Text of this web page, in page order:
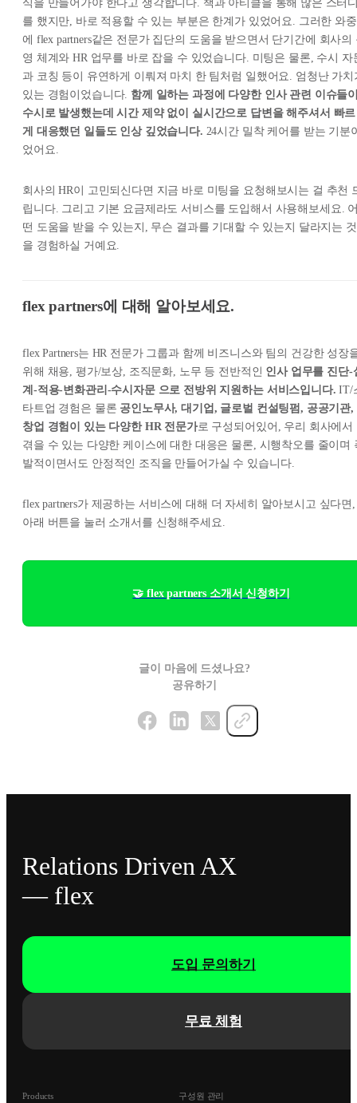
식을 만들어가야 한다고 생각합니다. 책과 아티클을 통해 많은 스터
를 했지만, 바로 적용할 수 있는 부분은 한계가 있었어요. 그러한 와중
에 flex partners같은 전문가 집단의 도움을 받으면서 단기간에 회사의
영 체계와 HR 업무를 바로 잡을 수 있었습니다. 미팅은 물론, 수시 자
과 코칭 등이 유연하게 이뤄져 마치 한 팀처럼 일했어요. 엄청난 가치
있는 경험이었습니다. 함께 일하는 과정에 다양한 인사 관련 이슈들
수시로 발생했는데 시간 제약 없이 실시간으로 답변을 해주셔서 빠르
게 대응했던 일들도 인상 깊었습니다. 24시간 밀착 케어를 받는 기분
었어요.
회사의 HR이 고민되신다면 지금 바로 미팅을 요청해보시는 걸 추천
립니다. 그리고 기본 요금제라도 서비스를 도입해서 사용해보세요.
떤 도움을 받을 수 있는지, 무슨 결과를 기대할 수 있는지 달라지는 것
을 경험하실 거예요.
flex partners에 대해 알아보세요.
flex Partners는 HR 전문가 그룹과 함께 비즈니스와 팀의 건강한 성장
위해 채용, 평가/보상, 조직문화, 노무 등 전반적인 인사 업무를 진단-
계-적용-변화관리-수시자문 으로 전방위 지원하는 서비스입니다. IT/
타트업 경험은 물론 공인노무사, 대기업, 글로벌 컨설팅펌, 공공기관,
창업 경험이 있는 다양한 HR 전문가로 구성되어있어, 우리 회사에서
겪을 수 있는 다양한 케이스에 대한 대응은 물론, 시행착오를 줄이며
발적이면서도 안정적인 조직을 만들어가실 수 있습니다.
flex partners가 제공하는 서비스에 대해 더 자세히 알아보시고 싶다면,
아래 버튼을 눌러 소개서를 신청해주세요.
🤝 flex partners 소개서 신청하기
글이 마음에 드셨나요?
공유하기
Relations Driven AX
— flex
무료 체험
도입 문의하기
Products 구성원 관리